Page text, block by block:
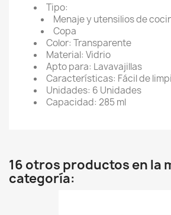
Tipo:
Menaje y utensilios de
Copa
Color: Transparente
Material: Vidrio
Apto para: Lavavajillas
Características: Fácil de
Unidades: 6 Unidades
Capacidad: 285 ml
16 otros productos en la
categoría: